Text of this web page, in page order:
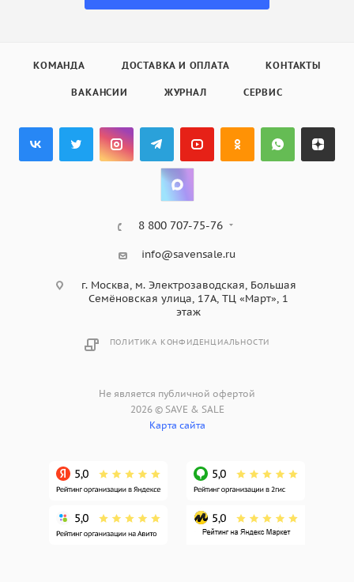
КОМАНДА ДОСТАВКА И ОПЛАТА КОНТАКТЫ
ВАКАНСИИ ЖУРНАЛ СЕРВИС
8 800 707-75-76
info@savensale.ru
г. Москва, м. Электрозаводская, Большая
Семёновская улица, 17А, ТЦ «Март», 1
этаж
ПОЛИТИКА КОНФИДЕНЦИАЛЬНОСТИ
Не является публичной офертой
2026 © SAVE & SALE
Карта сайта